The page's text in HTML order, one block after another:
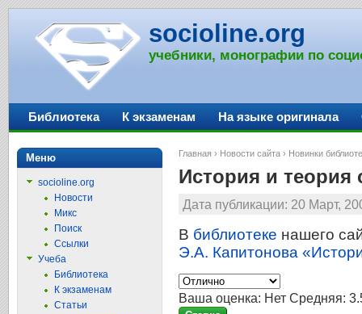
socioline.org
учебники, монографии по
Главная › Новости сайта › Новинки
История и теория
Дата публикации: 20 Март,
В библиотеке нашего
Э.А. Капитонова
Ваша оценка: Нет Средняя:
Библиотека К экзаменам На языке оригинала
Меню
socioline.org
Новости
Микс
Поиск
Ссылки
Учеба
Библиотека
К экзаменам
Статьи